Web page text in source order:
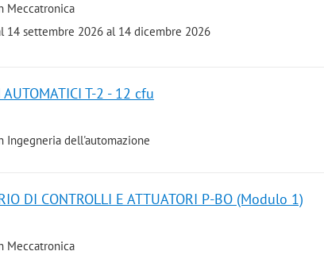
Meccatronica
14 settembre 2026 al 14 dicembre 2026
T-2 - 12 cfu
Ingegneria dell'automazione
DI CONTROLLI E ATTUATORI P-BO (Modulo 1)
Meccatronica